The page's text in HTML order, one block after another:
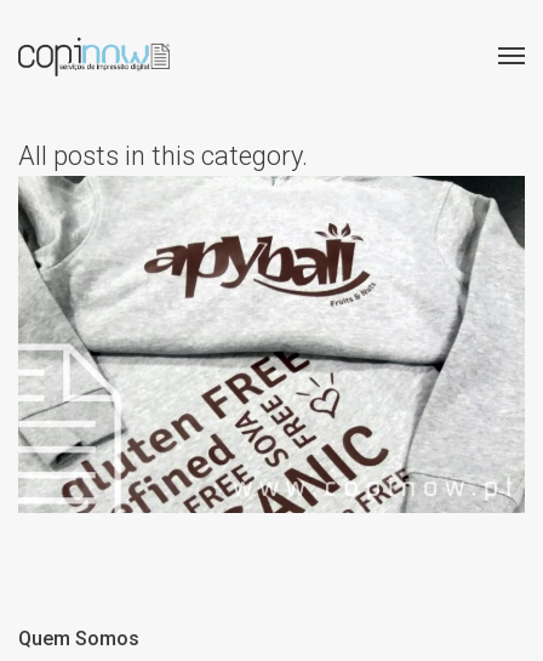
All posts in this category.
ESTAMPAGEM DE T-
SHIRTS: FLEX E
TRANSFER
Quem Somos